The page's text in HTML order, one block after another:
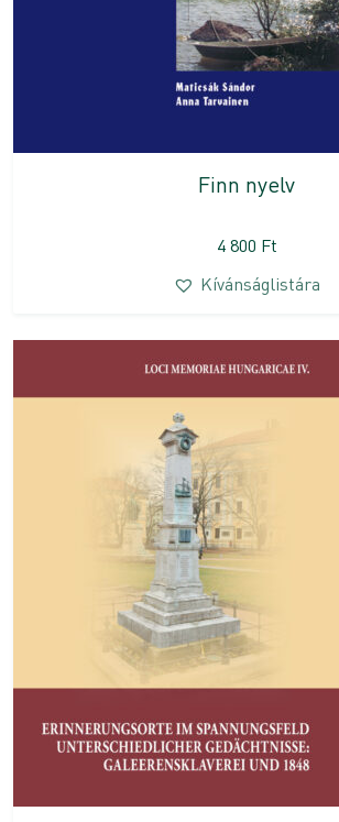
Finn nyelv
4 800 Ft
Kívánságlistára